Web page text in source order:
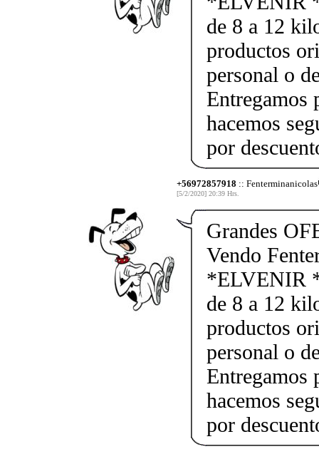
de 8 a 12
productos
personal o
Entregamos
hacemos
por
+56972857918 :: Fenterminanicolas
[5/2/2020] 20:39 Hrs.
Grandes
Vendo
*ELVENIR
de 8 a 12
productos
personal o
Entregamos
hacemos
por